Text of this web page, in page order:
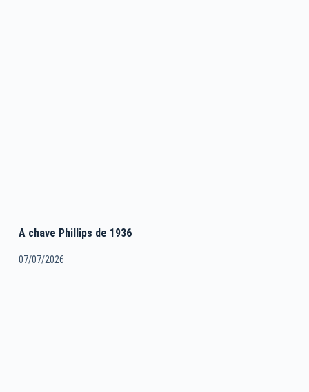
A chave Phillips de 1936
07/07/2026